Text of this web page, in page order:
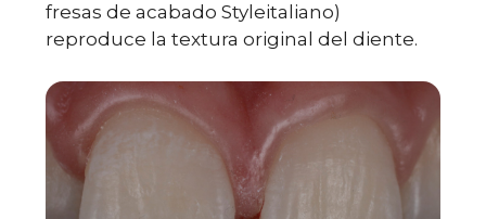
fresas de acabado Styleitaliano)
reproduce la textura original del diente.